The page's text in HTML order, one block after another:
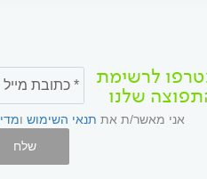
לרשימת
שלנו
אני מאשר/ת את תנאי השימוש ו
שלח